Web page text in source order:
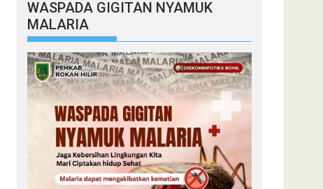
WASPADA GIGITAN NYAMUK
MALARIA